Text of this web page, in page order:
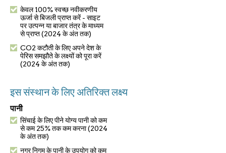
केवल 100% स्वच्छ नवीकरणीय
ऊर्जा से बिजली प्राप्त करें - साइट
पर उत्पन्न या बाजार तंत्र के माध्यम
से प्राप्त (2024 के अंत तक)
CO2 कटौती के लिए अपने देश के
पेरिस समझौते के लक्ष्यों को पूरा करें
(2024 के अंत तक)
इस संस्थान के लिए अतिरिक्त लक्ष्य
पानी
सिंचाई के लिए पीने योग्य पानी को कम
से कम 25% तक कम करना (2024
के अंत तक)
नगर निगम के पानी के उपयोग को कम